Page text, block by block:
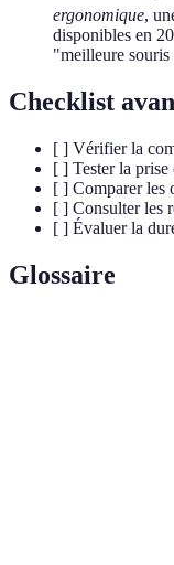
ergonomique,
disponibles en
"meilleure
Checklist
[ ] Vérifier la
[ ] Tester la
[ ] Comparer les
[ ] Consulter les
[ ] Évaluer la
Glossaire